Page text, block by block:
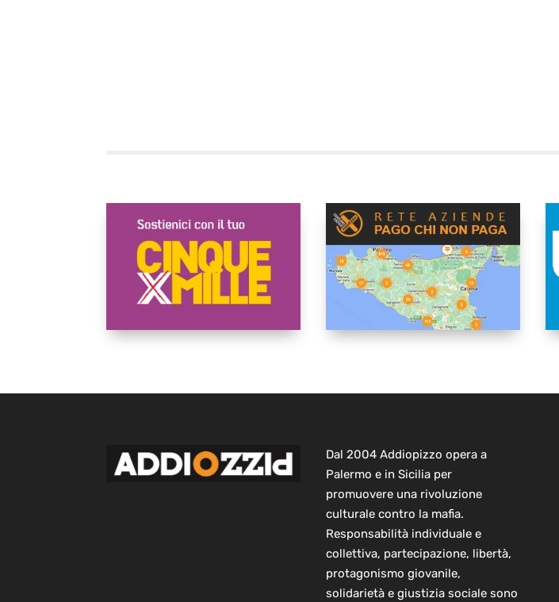
Dal 2004 Addiopizzo opera a
Palermo e in Sicilia per
promuovere una rivoluzione
culturale contro la mafia.
Responsabilità individuale e
collettiva, partecipazione, libertà,
protagonismo giovanile,
solidarietà e giustizia sociale sono